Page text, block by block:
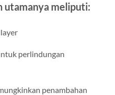
utamanya meliputi:
perlindungan
penambahan